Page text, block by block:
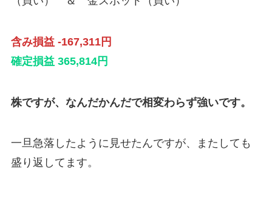
含み損益 -167,311円
確定損益 365,814円
株ですが、なんだかんだで相変わらず強いです。
一旦急落したように見せたんですが、またしても
盛り返してます。